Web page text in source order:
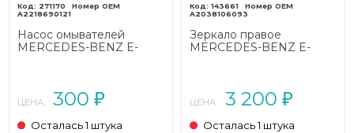
271170
A2218690121
Насос омывателей
MERCEDES-BENZ E-
ЦЕНА: 300 ₽
Осталась 1 штука
143661
A2038106093
Зеркало правое
MERCEDES-BENZ E-
ЦЕНА: 3 200 ₽
Осталась 1 штука